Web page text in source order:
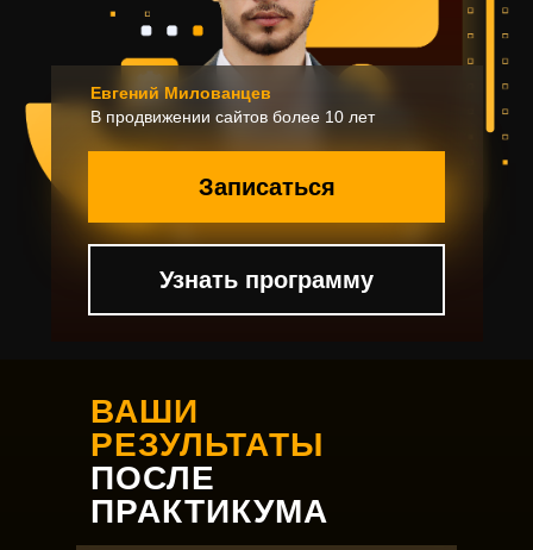
Записаться
Узнать программу
Евгений Милованцев
В продвижении сайтов более 10 лет
ВАШИ
РЕЗУЛЬТАТЫ
ПОСЛЕ
ПРАКТИКУМА